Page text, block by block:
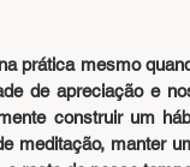
prática mesmo
de apreciação e
construir um
meditação, manter